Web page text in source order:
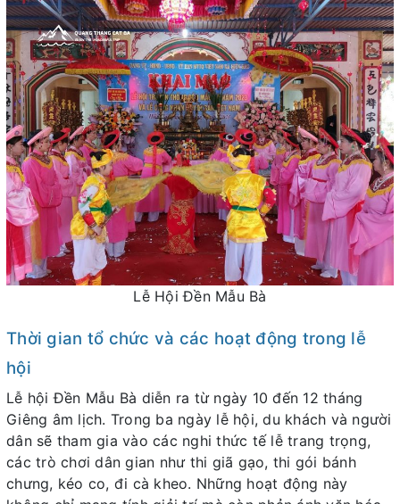
Lễ Hội Đền Mẫu Bà
Thời gian tổ chức và các hoạt động trong lễ
hội
Lễ hội Đền Mẫu Bà diễn ra từ ngày 10 đến 12 tháng
Giêng âm lịch. Trong ba ngày lễ hội, du khách và người
dân sẽ tham gia vào các nghi thức tế lễ trang trọng,
các trò chơi dân gian như thi giã gạo, thi gói bánh
chưng, kéo co, đi cà kheo. Những hoạt động này